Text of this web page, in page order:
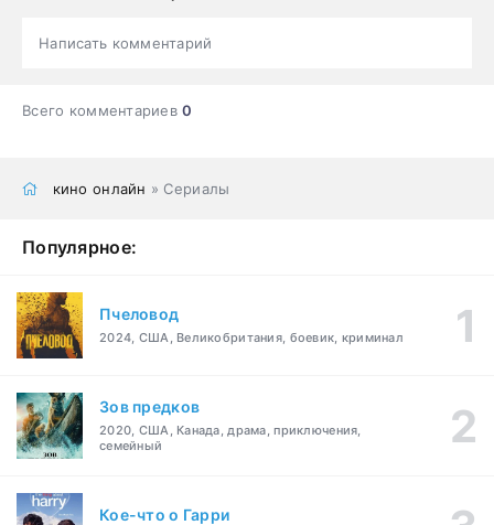
Написать комментарий
Всего комментариев0
кино онлайн » Сериалы
Популярное:
Пчеловод
2024, США, Великобритания, боевик, криминал
Зов предков
2020, США, Канада, драма, приключения,
семейный
Кое-что о Гарри